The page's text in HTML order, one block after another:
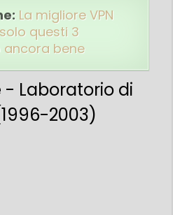
La migliore VPN
questi 3
ancora bene
- Laboratorio di
2003)